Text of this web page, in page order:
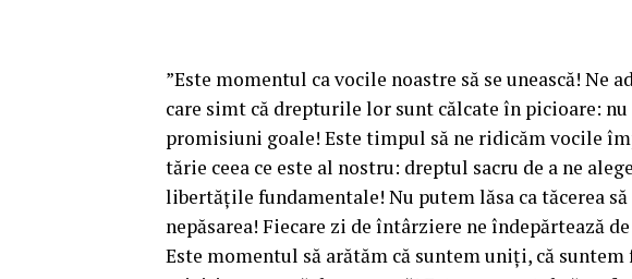
”Este momentul ca vocile noastre să se unească!
care simt că drepturile lor sunt călcate în picioare:
promisiuni goale! Este timpul să ne ridicăm vocile
tărie ceea ce este al nostru: dreptul sacru de a ne
libertăţile fundamentale! Nu putem lăsa ca tăcerea
nepăsarea! Fiecare zi de întârziere ne îndepărtează
Este momentul să arătăm că suntem uniţi, că